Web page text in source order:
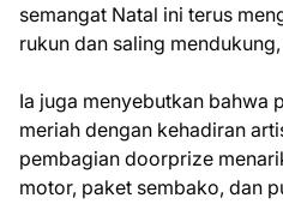
semangat Natal ini terus
rukun dan saling
Ia juga menyebutkan bahwa
meriah dengan kehadiran
pembagian doorprize
motor, paket sembako, dan